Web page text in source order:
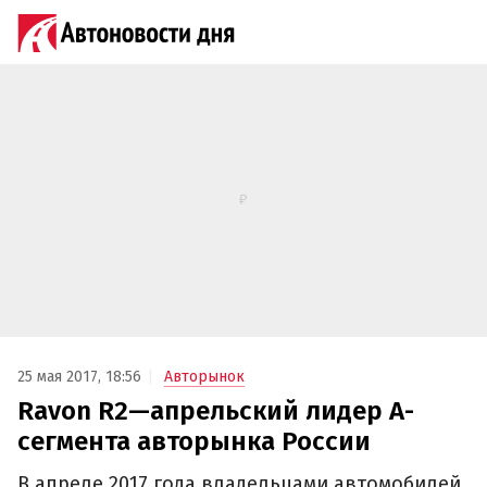
25 мая 2017, 18:56 Авторынок
Ravon R2—апрельский лидер А-
сегмента авторынка России